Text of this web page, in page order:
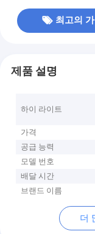
최고의
제품 설명
하이 라이트
가격
공급 능력
모델 번호
배달 시간
브랜드 이름
더